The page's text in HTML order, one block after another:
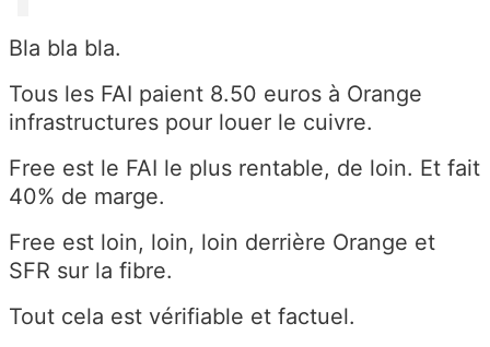
Bla bla bla.
Tous les FAI paient 8.50 euros à Orange
infrastructures pour louer le cuivre.
Free est le FAI le plus rentable, de loin. Et fait
40% de marge.
Free est loin, loin, loin derrière Orange et
SFR sur la fibre.
Tout cela est vérifiable et factuel.